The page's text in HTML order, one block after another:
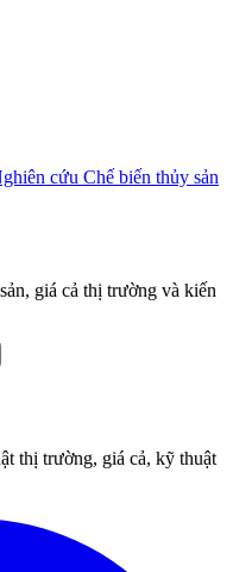
cứu Chế biến thủy sản
giá cả thị trường và kiến
thị trường, giá cả, kỹ thuật